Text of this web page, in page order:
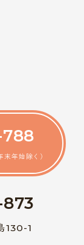
年始除く）
130-1